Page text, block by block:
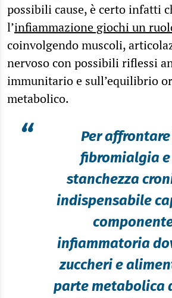
possibili cause, è certo infatti
l’infiammazione giochi un
coinvolgendo muscoli,
nervoso con possibili riflessi
immunitario e sull’equilibrio
metabolico.
“
Per
fibromialgia
stanchezza
indispensabile
infiammatoria
zuccheri e
parte metabolica